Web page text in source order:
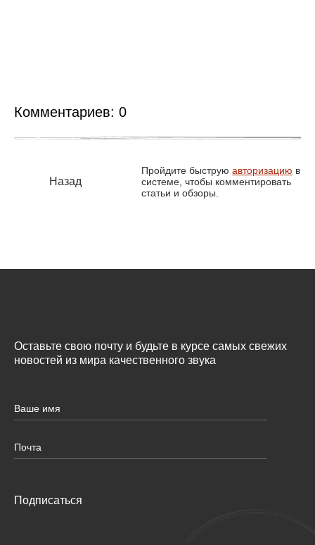
Комментариев: 0
Назад
Пройдите быструюавторизацию в
системе, чтобы комментировать
статьи и обзоры.
Оставьте свою почту и будьте в курсе самых свежих
новостей из мира качественного звука
Подписаться